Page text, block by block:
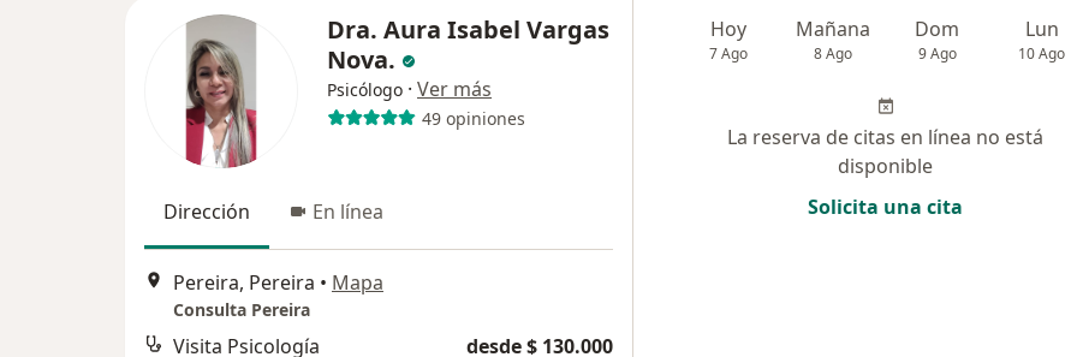
Dra. Aura Isabel Vargas
Nova.
Psicólogo · Ver más
49 opiniones
Dirección En línea
Pereira, Pereira • Mapa
Consulta Pereira
Visita Psicología desde $ 130.000
Hoy
7 Ago
Mañana
8 Ago
Dom
9 Ago
Lun
10 Ago
La reserva de citas en línea no está
disponible
Solicita una cita